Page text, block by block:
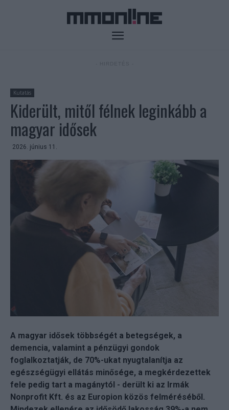
Kutatás
Kiderült, mitől félnek leginkább a
magyar idősek
2026. június 11.
A magyar idősek többségét a betegségek, a
demencia, valamint a pénzügyi gondok
foglalkoztatják, de 70%-ukat nyugtalanítja az
egészségügyi ellátás minősége, a megkérdezettek
fele pedig tart a magánytól - derült ki az Irmák
Nonprofit Kft. és az Europion közös felméréséből.